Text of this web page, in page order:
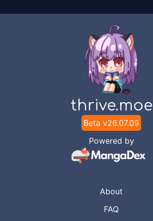
Cunny Moment x Yumekomik
Cunny Moment x Yumekomik
Cunny Moment x Yumekomik
🍁Maple The Little Leaf
🍁Maple The Little Leaf
thrive.moe
Beta v26.07.09
Powered by
About
FAQ